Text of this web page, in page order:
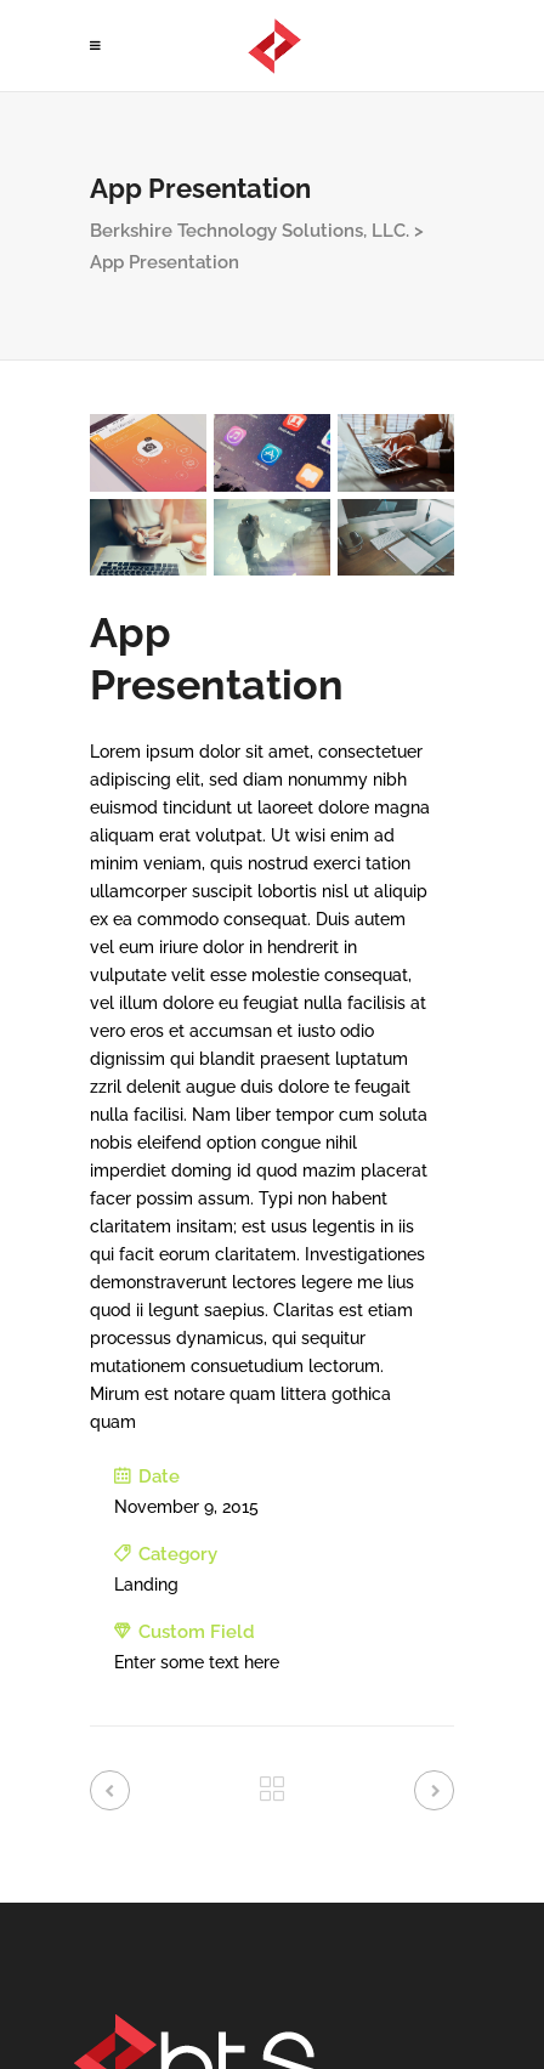
App Presentation
Berkshire Technology Solutions, LLC. >
App Presentation
App
Presentation
Lorem ipsum dolor sit amet, consectetuer
adipiscing elit, sed diam nonummy nibh
euismod tincidunt ut laoreet dolore magna
aliquam erat volutpat. Ut wisi enim ad
minim veniam, quis nostrud exerci tation
ullamcorper suscipit lobortis nisl ut aliquip
ex ea commodo consequat. Duis autem
vel eum iriure dolor in hendrerit in
vulputate velit esse molestie consequat,
vel illum dolore eu feugiat nulla facilisis at
vero eros et accumsan et iusto odio
dignissim qui blandit praesent luptatum
zzril delenit augue duis dolore te feugait
nulla facilisi. Nam liber tempor cum soluta
nobis eleifend option congue nihil
imperdiet doming id quod mazim placerat
facer possim assum. Typi non habent
claritatem insitam; est usus legentis in iis
qui facit eorum claritatem. Investigationes
demonstraverunt lectores legere me lius
quod ii legunt saepius. Claritas est etiam
processus dynamicus, qui sequitur
mutationem consuetudium lectorum.
Mirum est notare quam littera gothica
quam
Date
November 9, 2015
Category
Landing
Custom Field
Enter some text here